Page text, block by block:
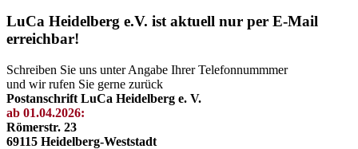
LuCa Heidelberg e.V. ist aktuell nur per E-Mail
erreichbar!
Schreiben Sie uns unter Angabe Ihrer Telefonnummmer
und wir rufen Sie gerne zurück
Postanschrift LuCa Heidelberg e. V.
ab 01.04.2026:
Römerstr. 23
69115 Heidelberg-Weststadt